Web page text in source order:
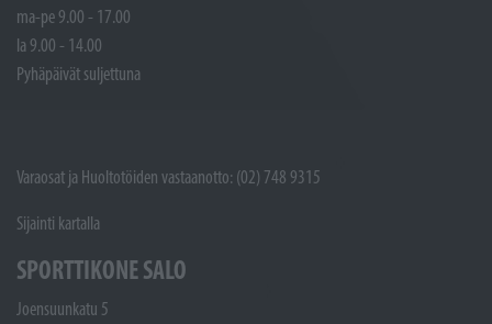
ma-pe 9.00 - 17.00
la 9.00 - 14.00
Pyhäpäivät suljettuna
Varaosat ja Huoltotöiden vastaanotto: (02) 748 9315
Sijainti kartalla
SPORTTIKONE SALO
Joensuunkatu 5